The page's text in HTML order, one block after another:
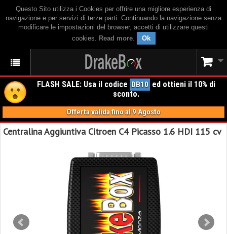
Questo Sito utilizza i Cookies per offrire una migliore esperienza di
navigazione e per servizi di terze parti. Continuando la navigazione senza
modificare le impostazioni del browser, accetti di utilizzare questi
cookies. Read more. Ok
FLASH SALE: Usa il codice DB10 ed ottieni il 10% di
sconto.
Offerta valida fino al 9 Agosto
Centralina Aggiuntiva Citroen C4 Picasso 1.6 HDI 115 cv